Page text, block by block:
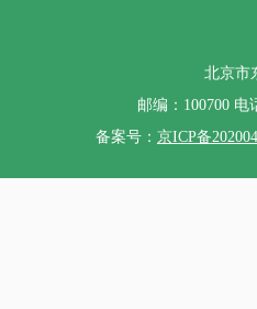
北京市
邮编：100700 电
备案号： 京ICP备